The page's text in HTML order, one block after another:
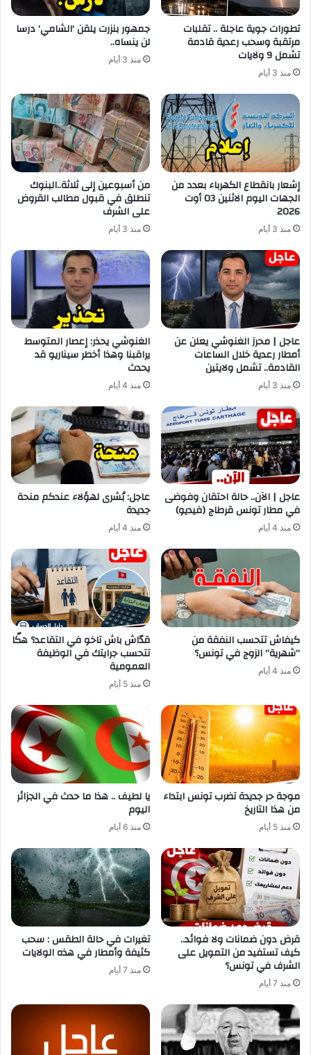
تطورات جوية عاجلة .. تقلبات
مرتقبة وسحب رعدية قادمة
تشمل 9 ولايات
منذ 3 أيام
جمهور بنزرت يلقن ‘الشامي’ درسا
لن ينساه..
منذ 3 أيام
إشعار بانقطاع الكهرباء بعدد من
الجهات اليوم الاثنين 03 أوت
2026
منذ 3 أيام
من أسبوعين إلى ثلاثة..البنوك
تنطلق في قبول مطالب القروض
على الشرف
منذ 3 أيام
عاجل | محرز الغنوشي يعلن عن
أمطار رعدية خلال الساعات
القادمة.. تشمل ولايتين
منذ 3 أيام
الغنوشي يحذر: إعصار المتوسط
يراقبنا وهذا أخطر سيناريو قد
يحدث
منذ 4 أيام
عاجل | الآن.. حالة احتقان وفوضى
في مطار تونس قرطاج (فيديو)
منذ 4 أيام
عاجل: بُشرى لهؤلاء عندكم منحة
جديدة
منذ 4 أيام
كيفاش تتحسب النفقة من
”شهرية” الزوج في تونس؟
منذ 4 أيام
قدّاش باش تاخو في التقاعد؟ هكّا
تتحسب جرايتك في الوظيفة
العمومية
منذ 5 أيام
موجة حر جديدة تضرب تونس ابتداء
من هذا التاريخ
منذ 5 أيام
يا لطيف .. هذا ما حدث في الجزائر
اليوم
منذ 6 أيام
قرض دون ضمانات ولا فوائد..
كيف تستفيد من التمويل على
الشرف في تونس؟
منذ 7 أيام
تغيرات في حالة الطقس : سحب
كثيفة وأمطار في هذه الولايات
منذ 7 أيام